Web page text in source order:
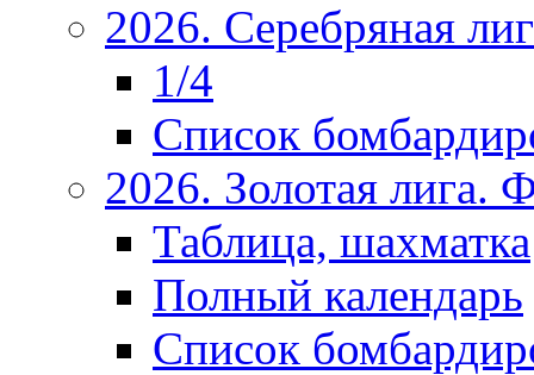
2026. Серебряная
1/4
Список
2026. Золотая
Таблица, шахматка
Полный календарь
Список